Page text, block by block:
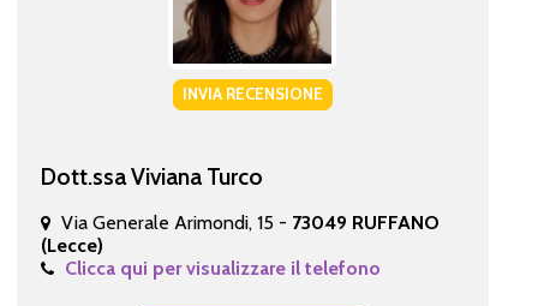
INVIA RECENSIONE
Dott.ssa Viviana Turco
Via Generale Arimondi, 15 - 73049 RUFFANO
(Lecce)
Clicca qui per visualizzare il telefono